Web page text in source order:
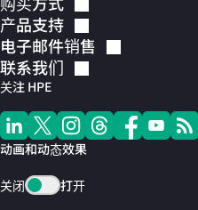
产品支持
电子邮件销售
联系我们
关注 HPE
动画和动态效果
关闭 打开